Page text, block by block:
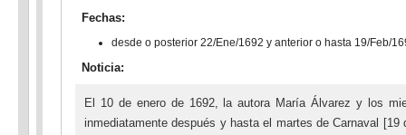
Fechas:
desde o posterior 22/Ene/1692 y anterior o hasta 19/Feb/
Noticia:
El 10 de enero de 1692, la autora María Álvarez y los
inmediatamente después y hasta el martes de Carnaval